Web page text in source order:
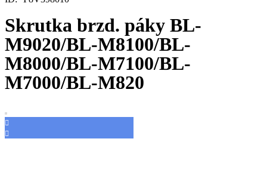
Skrutka brzd. páky BL-
M9020/BL-M8100/BL-
M8000/BL-M7100/BL-
M7000/BL-M820